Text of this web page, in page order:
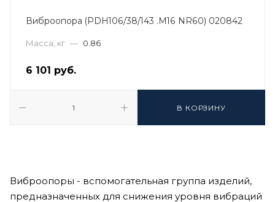
Виброопора (PDH106/38/143 .M16 NR60) 020842
Масса, кг — 0.86
6 101 руб.
В КОРЗИНУ
Виброопоры - вспомогательная группа изделий,
предназначенных для снижения уровня вибраций